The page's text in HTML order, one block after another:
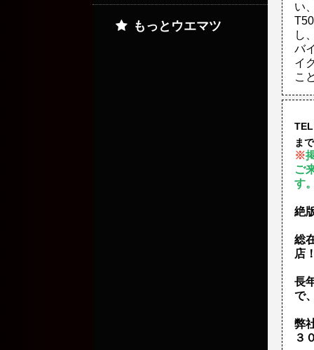
い
し
バ
イ
こ
ま
※
ご
す
絶
総
店
長
で
弊
３
もっとウエマツ